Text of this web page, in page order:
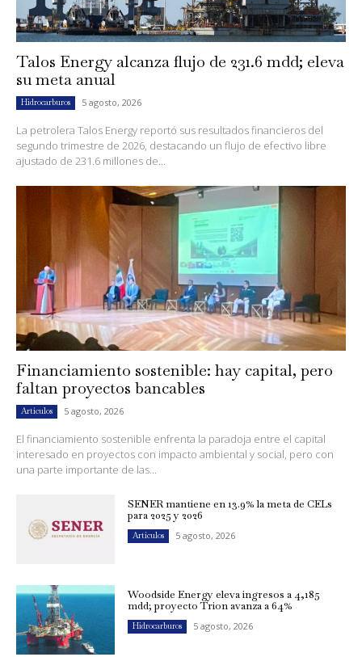
Talos Energy alcanza flujo de 231.6 mdd; eleva
su meta anual
Hidrocarburos 5 agosto, 2026
La petrolera Talos Energy reportó sus resultados financieros del
segundo trimestre de 2026, destacando un flujo de efectivo libre
ajustado de 231.6 millones de...
Financiamiento sostenible: hay capital, pero
faltan proyectos bancables
Artículos 5 agosto, 2026
El financiamiento sostenible enfrenta la paradoja entre el capital
interesado en proyectos con impacto ambiental y social, pero con
una parte importante de las...
SENER mantiene en 13.9% la meta de CELs
para 2025 y 2026
Artículos 5 agosto, 2026
Woodside Energy eleva ingresos a 4,185
mdd; proyecto Trion avanza a 64%
Hidrocarburos 5 agosto, 2026